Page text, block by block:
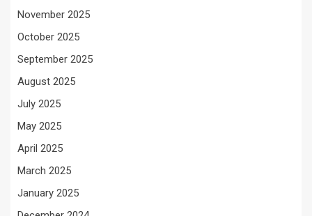
November 2025
October 2025
September 2025
August 2025
July 2025
May 2025
April 2025
March 2025
January 2025